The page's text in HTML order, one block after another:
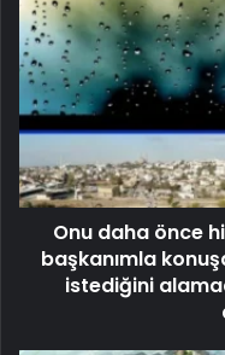
Onu daha önce
başkanımla
istediğini